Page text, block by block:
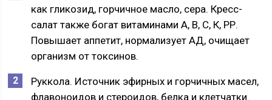
как гликозид, горчичное масло, сера. Кресс-
салат также богат витаминами А, В, С, К, РР.
Повышает аппетит, нормализует АД, очищает
организм от токсинов.
Руккола. Источник эфирных и горчичных масел,
флавоноидов и стероидов, белка и клетчатки.